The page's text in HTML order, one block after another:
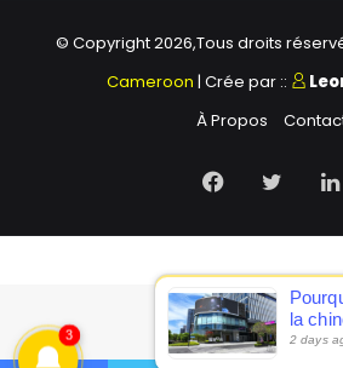
© Copyright 2026,Tous droits
Cameroon | Crée par ::
À Propos
Facebook
Twitter
3
la
la
2 days